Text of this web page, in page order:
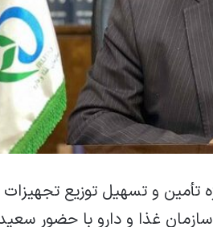
تأمین و تسهیل توزیع
غذا و دارو با حضور